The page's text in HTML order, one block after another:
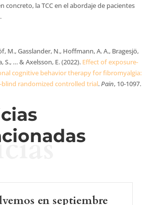
concreto, la TCC en el abordaje de pacientes
M., Gasslander, N., Hoffmann, A. A., Bragesjö,
S., … & Axelsson, E. (2022). Effect of exposure-
cognitive behavior therapy for fibromyalgia:
blind randomized controlled trial.Pain, 10-1097.
en septiembre